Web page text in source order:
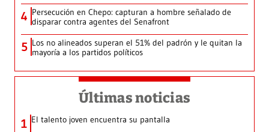
4 Persecución en Chepo: capturan a hombre señalado de
disparar contra agentes del Senafront
5 Los no alineados superan el 51% del padrón y le quitan la
mayoría a los partidos políticos
Últimas noticias
1 El talento joven encuentra su pantalla​